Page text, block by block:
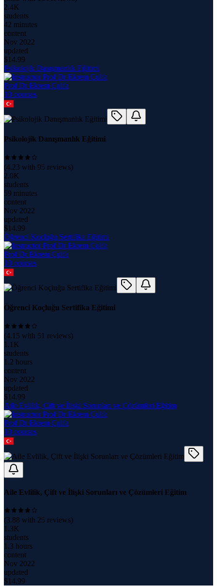
2.4K
students
42 minutes
content
Nov 2022
updated
$14.99
Psikolojik Danışmanlık Eğitimi
Prof Dr Ekrem Çulfa
10 courses
Psikolojik Danışmanlık Eğitimi
(4.23 with 95 reviews)
2.0K
students
59 minutes
content
Nov 2022
updated
$14.99
Öğrenci Koçluğu Sertifika Eğitimi
Prof Dr Ekrem Çulfa
10 courses
Öğrenci Koçluğu Sertifika Eğitimi
(4.15 with 51 reviews)
1.1K
students
1.2 hours
content
Nov 2022
updated
$14.99
Aile Evlilik, Çift ve İlişki Sorunları ve Çözümleri Eğitim
Prof Dr Ekrem Çulfa
10 courses
Aile Evlilik, Çift ve İlişki Sorunları ve Çözümleri Eğitim
(3.88 with 25 reviews)
1.3K
students
1.3 hours
content
Nov 2022
updated
$14.99